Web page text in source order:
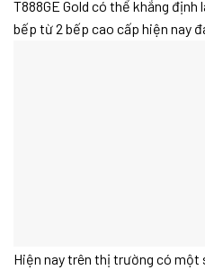
T888GE Gold có thể khẳng
bếp từ 2 bếp cao cấp hiện nay
Hiện nay trên thị trường có một